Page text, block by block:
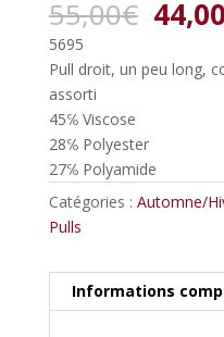
55,00€ Le
prix
initial
était
44,00
5695
Pull droit, un peu long,
assorti
45℅ Viscose
28℅ Polyester
27℅ Polyamide
Catégories : Automne/
Pulls
Informations